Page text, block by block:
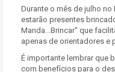
Durante o mês de julho no
estarão presentes
Manda...Brincar" que
apenas de orientadores e
É importante lembrar que
com benefícios para o